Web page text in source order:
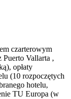
czarterowym
Vallarta ,
opłaty
(10 rozpoczętych
hotelu,
TU Europa (w